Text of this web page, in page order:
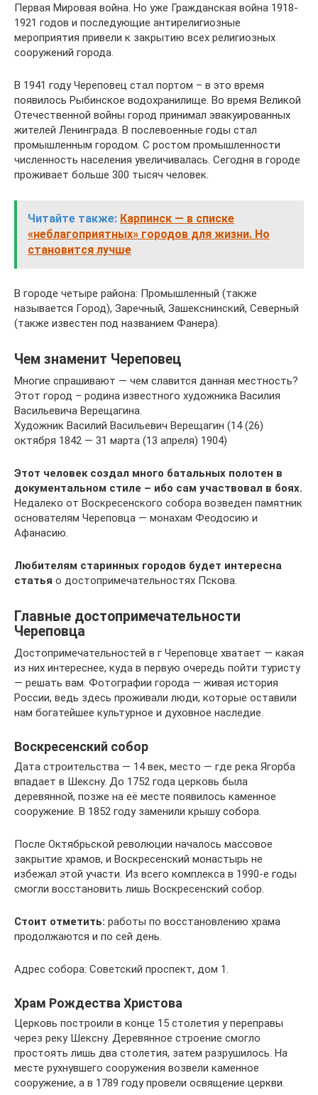
Первая Мировая война. Но уже Гражданская война 1918-
1921 годов и последующие антирелигиозные
мероприятия привели к закрытию всех религиозных
сооружений города.
В 1941 году Череповец стал портом – в это время
появилось Рыбинское водохранилище. Во время Великой
Отечественной войны город принимал эвакуированных
жителей Ленинграда. В послевоенные годы стал
промышленным городом. С ростом промышленности
численность населения увеличивалась. Сегодня в городе
проживает больше 300 тысяч человек.
Читайте также: Карпинск — в списке
«неблагоприятных» городов для жизни. Но
становится лучше
В городе четыре района: Промышленный (также
называется Город), Заречный, Зашекснинский, Северный
(также известен под названием Фанера).
Чем знаменит Череповец
Многие спрашивают — чем славится данная местность?
Этот город – родина известного художника Василия
Васильевича Верещагина.
Художник Василий Васильевич Верещагин (14 (26)
октября 1842 — 31 марта (13 апреля) 1904)
Этот человек создал много батальных полотен в
документальном стиле – ибо сам участвовал в боях.
Недалеко от Воскресенского собора возведен памятник
основателям Череповца — монахам Феодосию и
Афанасию.
Любителям старинных городов будет интересна
статья о достопримечательностях Пскова.
Главные достопримечательности
Череповца
Достопримечательностей в г Череповце хватает — какая
из них интереснее, куда в первую очередь пойти туристу
— решать вам. Фотографии города — живая история
России, ведь здесь проживали люди, которые оставили
нам богатейшее культурное и духовное наследие.
Воскресенский собор
Дата строительства — 14 век, место — где река Ягорба
впадает в Шексну. До 1752 года церковь была
деревянной, позже на её месте появилось каменное
сооружение. В 1852 году заменили крышу собора.
После Октябрьской революции началось массовое
закрытие храмов, и Воскресенский монастырь не
избежал этой участи. Из всего комплекса в 1990-е годы
смогли восстановить лишь Воскресенский собор.
Стоит отметить: работы по восстановлению храма
продолжаются и по сей день.
Адрес собора: Советский проспект, дом 1.
Храм Рождества Христова
Церковь построили в конце 15 столетия у переправы
через реку Шексну. Деревянное строение смогло
простоять лишь два столетия, затем разрушилось. На
месте рухнувшего сооружения возвели каменное
сооружение, а в 1789 году провели освящение церкви.